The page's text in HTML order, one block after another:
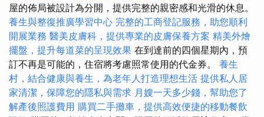
屋的佈局被設計為分開，提供完整的親密感和光滑的休息。
養生與整復推廣學習中心 完整的工商登記服務，助您順利
開展業務 醫美皮膚科，提供專業的皮膚保養方案 精美外燴
擺盤，提升每道菜的呈現效果 在到達前的四個星期內，預
訂不再是可能的，住宿將考慮照常使用的代金券。 養生
村，結合健康與養生，為老年人打造理想生活 提供私人居
家清潔，保障您的隱私與需求 月嫂一天多少錢，幫助您了
解產後照護費用 購買二手攤車，提供高效便捷的移動餐飲